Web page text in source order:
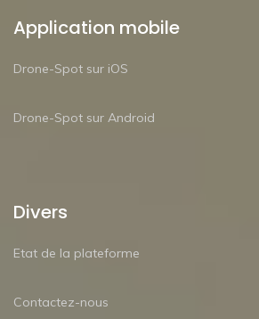
Application mobile
Drone-Spot sur iOS
Drone-Spot sur Android
Divers
Etat de la plateforme
Contactez-nous